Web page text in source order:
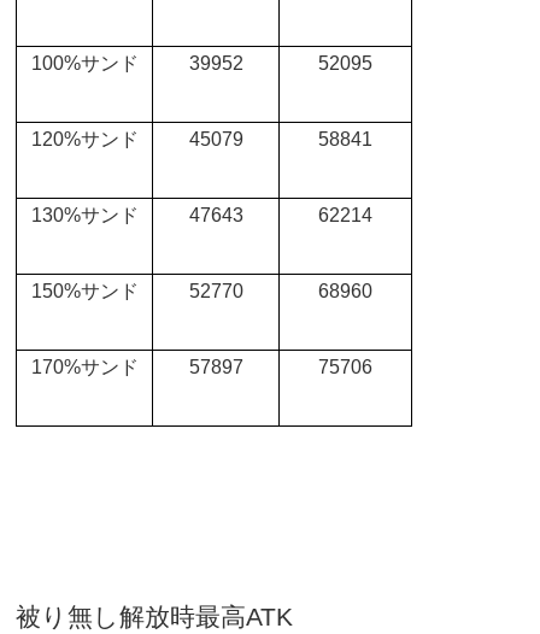
100%サンド 39952 52095
120%サンド 45079 58841
130%サンド 47643 62214
150%サンド 52770 68960
170%サンド 57897 75706
被り無し解放時最高ATK